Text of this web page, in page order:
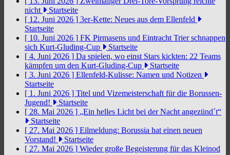
nicht
Startseite
[ 12. Juni 2026 ] 3er-Kette: Neues aus dem Ellenfeld
Startseite
[ 10. Juni 2026 ] FK Pirmasens und Eintracht Trier schnappen
sich Kurt-Gluding-Cup
Startseite
[ 4. Juni 2026 ] Da spielen, wo einst Stars kickten: 22 Teams
kämpfen um den Kurt-Gluding-Cup
Startseite
[ 3. Juni 2026 ] Ellenfeld-Kulisse: Namen und Notizen
Startseite
[ 1. Juni 2026 ] Titel und Vizemeisterschaft für die Borussen-
Jugend!
Startseite
[ 28. Mai 2026 ] „Ein helles Licht bei der Nacht angezünd´t“
Startseite
[ 27. Mai 2026 ] Eilmeldung: Borussia hat einen neuen
Vorstand!
Startseite
[ 27. Mai 2026 ] Wieder große Begeisterung für das Kleinod